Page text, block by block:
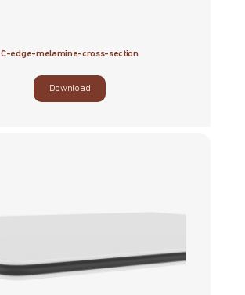
C-edge-melamine-cross-section
Download